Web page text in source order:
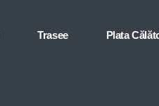
Trasee Plata